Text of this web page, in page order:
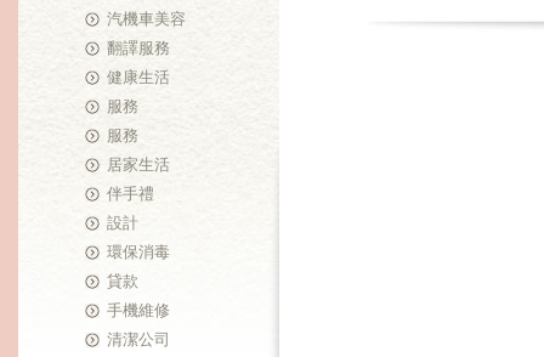
汽機車美容
翻譯服務
健康生活
服務
服務
居家生活
伴手禮
設計
環保消毒
貸款
手機維修
清潔公司